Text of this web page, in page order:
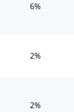
6%
2%
2%